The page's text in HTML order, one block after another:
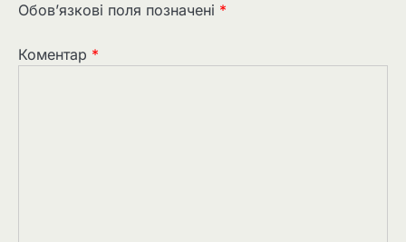
Обов’язкові поля позначені *
Коментар *